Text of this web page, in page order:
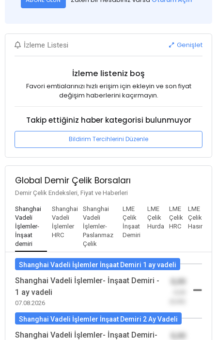
İzleme Listesi Genişlet
İzleme listeniz boş
Favori emtialarınızı hızlı erişim için ekleyin ve son fiyat
değişim haberlerini kaçırmayın.
Takip ettiğiniz haber kategorisi bulunmuyor
Bildirim Tercihlerini Düzenle
Global Demir Çelik Borsaları
Demir Çelik Endeksleri, Fiyat ve Haberleri
Shanghai
Vadeli
İşlemler-
İnşaat
demiri
Shanghai
Vadeli
İşlemler
HRC
Shanghai
Vadeli
İşlemler-
Paslanmaz
Çelik
LME
Çelik
İnşaat
Demiri
LME
Çelik
Hurda
LME
Çelik
HRC
LME
Çelik
Hasır
Shanghai Vadeli İşlemler İnşaat Demiri 1 ay vadeli
Shanghai Vadeli İşlemler- İnşaat Demiri -
1 ay vadeli
07.08.2026
Shanghai Vadeli İşlemler İnşaat Demiri 2 Ay Vadeli
Shanghai Vadeli İşlemler- İnşaat Demiri-